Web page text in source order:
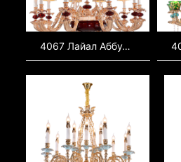
4067 Лайал Аббуд (ғәр. ليال عبود‎,ливан поп-йырсы, халыҡ музыка, сау-шағир-лирик, концерт, бейеүсе, моделдәр, мосолман гуманитар